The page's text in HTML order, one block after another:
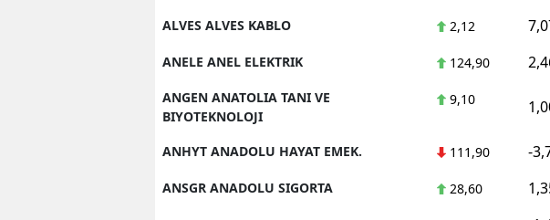
ALVES ALVES KABLO 2,12
ANELE ANEL ELEKTRIK 124,90
ANGEN ANATOLIA TANI VE
BIYOTEKNOLOJI
9,10
ANHYT ANADOLU HAYAT EMEK. 111,90 -
ANSGR ANADOLU SIGORTA 28,60